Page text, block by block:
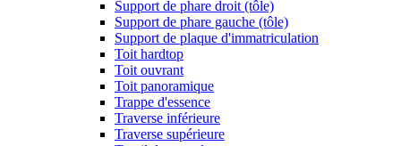
Support de phare droit (tôle)
Support de phare gauche (tôle)
Support de plaque d'immatriculation
Toit hardtop
Toit ouvrant
Toit panoramique
Trappe d'essence
Traverse inférieure
Traverse supérieure